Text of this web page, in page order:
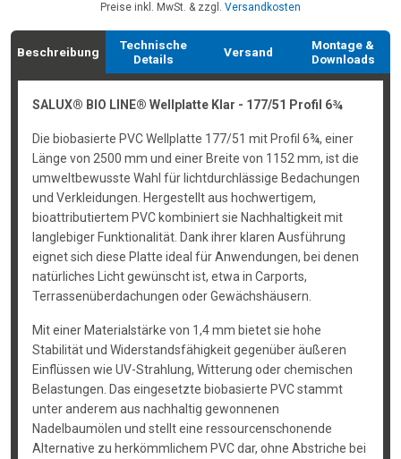
Preise inkl. MwSt. & zzgl. Versandkosten
Beschreibung
Technische
Details
Versand
Montage &
Downloads
SALUX® BIO LINE® Wellplatte Klar - 177/51 Profil 6¾
Die biobasierte PVC Wellplatte 177/51 mit Profil 6¾, einer
Länge von 2500 mm und einer Breite von 1152 mm, ist die
umweltbewusste Wahl für lichtdurchlässige Bedachungen
und Verkleidungen. Hergestellt aus hochwertigem,
bioattributiertem PVC kombiniert sie Nachhaltigkeit mit
langlebiger Funktionalität. Dank ihrer klaren Ausführung
eignet sich diese Platte ideal für Anwendungen, bei denen
natürliches Licht gewünscht ist, etwa in Carports,
Terrassenüberdachungen oder Gewächshäusern.
Mit einer Materialstärke von 1,4 mm bietet sie hohe
Stabilität und Widerstandsfähigkeit gegenüber äußeren
Einflüssen wie UV-Strahlung, Witterung oder chemischen
Belastungen. Das eingesetzte biobasierte PVC stammt
unter anderem aus nachhaltig gewonnenen
Nadelbaumölen und stellt eine ressourcenschonende
Alternative zu herkömmlichem PVC dar, ohne Abstriche bei